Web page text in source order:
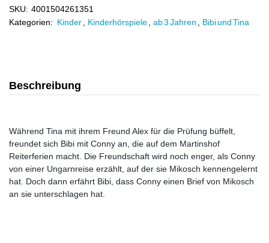
SKU: 4001504261351
Kategorien: Kinder Kinderhörspiele ab 3 Jahren Bibi und Tina
Beschreibung
Während Tina mit ihrem Freund Alex für die Prüfung büffelt,
freundet sich Bibi mit Conny an, die auf dem Martinshof
Reiterferien macht. Die Freundschaft wird noch enger, als Conny
von einer Ungarnreise erzählt, auf der sie Mikosch kennengelernt
hat. Doch dann erfährt Bibi, dass Conny einen Brief von Mikosch
an sie unterschlagen hat.